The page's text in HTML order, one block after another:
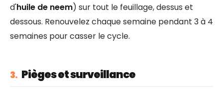
d'huile de neem) sur tout le feuillage, dessus et
dessous. Renouvelez chaque semaine pendant 3 à 4
semaines pour casser le cycle.
3. Pièges et surveillance